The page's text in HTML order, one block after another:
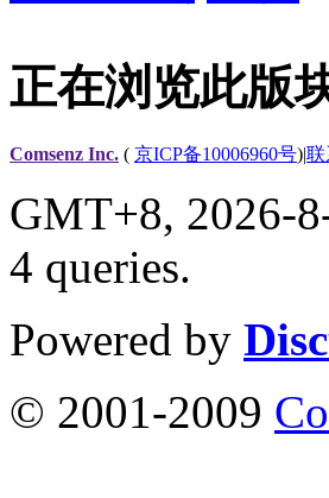
正在浏览此版
Comsenz Inc. ( 京ICP备10006960号)|联
GMT+8, 2026-
4 queries.
Powered by
© 2001-2009